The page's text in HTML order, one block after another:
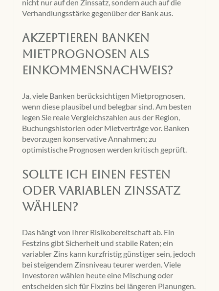
nicht nur auf den Zinssatz, sondern auch auf die
Verhandlungsstärke gegenüber der Bank aus.
Akzeptieren Banken
Mietprognosen als
Einkommensnachweis?
Ja, viele Banken berücksichtigen Mietprognosen,
wenn diese plausibel und belegbar sind. Am besten
legen Sie reale Vergleichszahlen aus der Region,
Buchungshistorien oder Mietverträge vor. Banken
bevorzugen konservative Annahmen; zu
optimistische Prognosen werden kritisch geprüft.
Sollte ich einen festen
oder variablen Zinssatz
wählen?
Das hängt von Ihrer Risikobereitschaft ab. Ein
Festzins gibt Sicherheit und stabile Raten; ein
variabler Zins kann kurzfristig günstiger sein, jedoch
bei steigendem Zinsniveau teurer werden. Viele
Investoren wählen heute eine Mischung oder
entscheiden sich für Fixzins bei längeren Planungen.